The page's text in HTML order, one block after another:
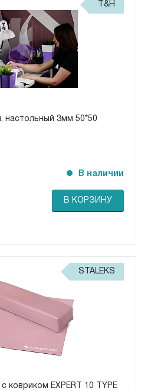
T&H
настольный 3мм 50*50
В наличии
В КОРЗИНУ
STALEKS
ковриком EXPERT 10 TYPE